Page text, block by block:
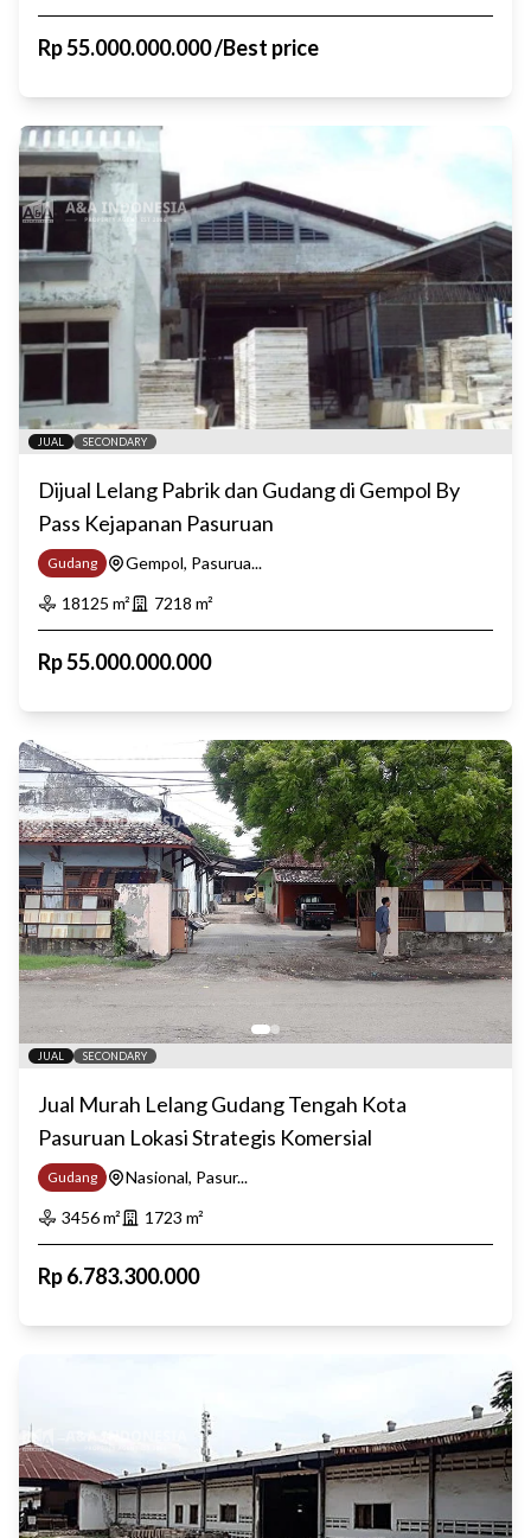
Rp55.000.000.000/Best price
JUAL SECONDARY
Dijual Lelang Pabrik dan Gudang di Gempol By
Pass Kejapanan Pasuruan
Gudang
Gempol, Pasurua...
18125 m² 7218 m²
Rp55.000.000.000
JUAL SECONDARY
Jual Murah Lelang Gudang Tengah Kota
Pasuruan Lokasi Strategis Komersial
Gudang
Nasional, Pasur...
3456m² 1723 m²
Rp6.783.300.000